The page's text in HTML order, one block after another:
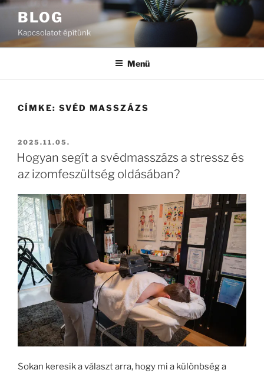
Tartalomhoz
BLOG
Kapcsolatot építünk
Menü
CÍMKE: SVÉD MASSZÁZS
BEKÜLDVE:
2025.11.05.
Hogyan segít a svédmasszázs a stressz és
az izomfeszültség oldásában?
Sokan keresik a választ arra, hogy mi a különbség a